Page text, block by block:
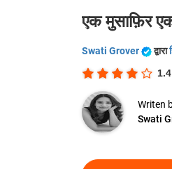
एक मुसाफ़िर
Swati Grover द्वारा
Writen
Swati